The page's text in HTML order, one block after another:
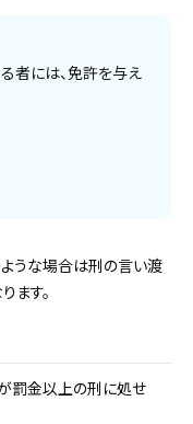
者には、免許を与え
ような場合は刑の言い渡
ます。
罰金以上の刑に処せ